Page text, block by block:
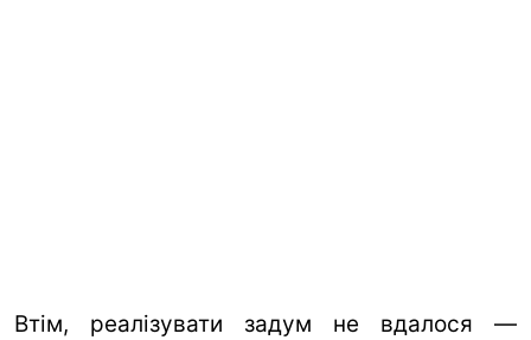
Втім, реалізувати задум не вдалося —